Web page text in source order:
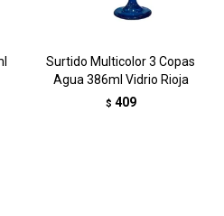
Surtido Multicolor 3 Copas
Agua 386ml Vidrio Rioja
$ 409